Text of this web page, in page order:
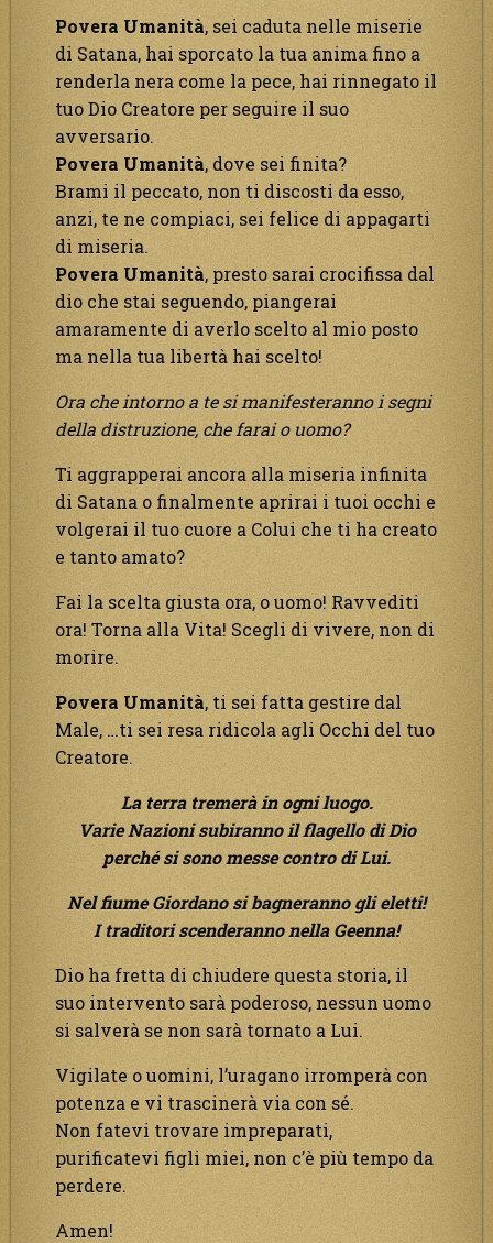
Povera Umanità, sei caduta nelle miserie
di Satana, hai sporcato la tua anima fino a
renderla nera come la pece, hai rinnegato il
tuo Dio Creatore per seguire il suo
avversario.
Povera Umanità, dove sei finita?
Brami il peccato, non ti discosti da esso,
anzi, te ne compiaci, sei felice di appagarti
di miseria.
Povera Umanità, presto sarai crocifissa dal
dio che stai seguendo, piangerai
amaramente di averlo scelto al mio posto
ma nella tua libertà hai scelto!
Ora che intorno a te si manifesteranno i segni
della distruzione, che farai o uomo?
Ti aggrapperai ancora alla miseria infinita
di Satana o finalmente aprirai i tuoi occhi e
volgerai il tuo cuore a Colui che ti ha creato
e tanto amato?
Fai la scelta giusta ora, o uomo! Ravvediti
ora! Torna alla Vita! Scegli di vivere, non di
morire.
Povera Umanità, ti sei fatta gestire dal
Male, …ti sei resa ridicola agli Occhi del tuo
Creatore.
La terra tremerà in ogni luogo.
Varie Nazioni subiranno il flagello di Dio
perché si sono messe contro di Lui.
Nel fiume Giordano si bagneranno gli eletti!
I traditori scenderanno nella Geenna!
Dio ha fretta di chiudere questa storia, il
suo intervento sarà poderoso, nessun uomo
si salverà se non sarà tornato a Lui.
Vigilate o uomini, l’uragano irromperà con
potenza e vi trascinerà via con sé.
Non fatevi trovare impreparati,
purificatevi figli miei, non c’è più tempo da
perdere.
Amen!